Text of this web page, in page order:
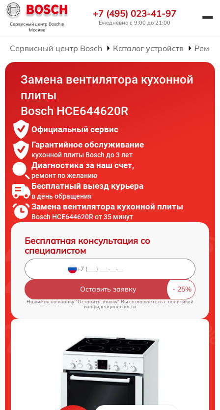
Сервисный центр Boschв
Москве
+7 (495) 023-41-97
Ежедневно с 9:00 до 21:00
Сервисный центр Bosch Каталог устройств
Замена вентилятора кухонной
плиты
Bosch HCE644620R
Официальный сервис
Гарантийное обслуживание
кухонной плиты Bosch до 3 лет
Диагностика за наш счет,
ремонт по желанию
Бесплатный выезд курьера
в день обращения
Замена вентилятора кухонной плиты
Bosch HCE644620R от 35 минут
Бесплатная консультация со
специалистом
Оставить заявку
Нажимая на кнопку "Оставить заявку" Вы соглашаетесь cполитикой
конфиденциальности